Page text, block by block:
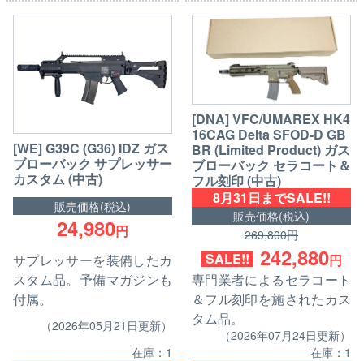
[WE] G39C (G36) IDZ ガス
ブローバック サプレッサー
カスタム (中古)
販売価格(税込)
24,980円
サプレッサーを装備したカ
スタム品。予備マガジンも
付属。
（2026年05月21日更新）
在庫：1
[DNA] VFC/UMAREX HK4
16CAG Delta SFOD-D GB
BR (Limited Product) ガス
ブローバック セラコート＆
フル刻印 (中古)
8月31日までSALE!!
販売価格(税込)
269,800円
SALE!! 242,880円
専門業者によるセラコート
＆フル刻印を施されたカス
タム品。
（2026年07月24日更新）
在庫：1